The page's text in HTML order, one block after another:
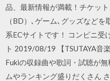
品、最新情報が満載！チケッ
（BD）､ゲーム､グッズなど
系ECサイトです！ コンビニ受
ト 2019/08/19 【TSUTAYA音
Fukiの収録曲や歌詞・試聴が
ムやランキング盛りだくさん